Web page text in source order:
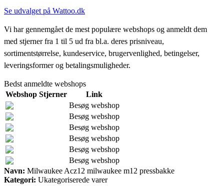
Se udvalget på Wattoo.dk
Vi har gennemgået de mest populære webshops og anmeldt dem
med stjerner fra 1 til 5 ud fra bl.a. deres prisniveau,
sortimentstørrelse, kundeservice, brugervenlighed, betingelser,
leveringsformer og betalingsmuligheder.
Bedst anmeldte webshops
Webshop Stjerner
Link
Besøg webshop
Besøg webshop
Besøg webshop
Besøg webshop
Besøg webshop
Besøg webshop
Navn: Milwaukee Acz12 milwaukee m12 pressbakke
Kategori: Ukategoriserede varer